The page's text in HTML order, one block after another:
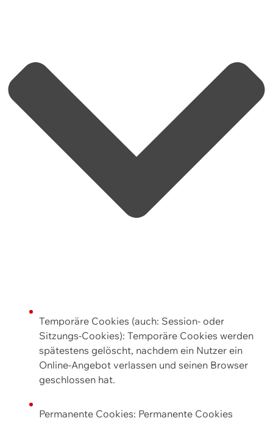
Temporäre Cookies (auch: Session- oder
Sitzungs-Cookies): Temporäre Cookies werden
spätestens gelöscht, nachdem ein Nutzer ein
Online-Angebot verlassen und seinen Browser
geschlossen hat.
Permanente Cookies: Permanente Cookies